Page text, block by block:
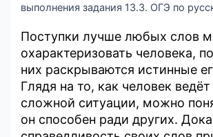
выполнения задания 13.3. ОГЭ по
Поступки лучше любых слов
охарактеризовать человека,
них раскрываются истинные
Глядя на то, как человек
сложной ситуации, можно
он способен ради других.